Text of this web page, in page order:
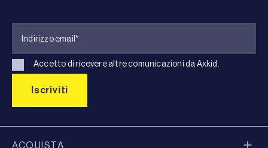
Accetto di ricevere altre comunicazioni da Axkid.
ACQUISTA